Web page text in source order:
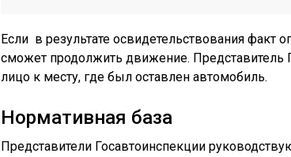
Если в результате освидетельствования факт
сможет продолжить движение. Представитель
лицо к месту, где был оставлен автомобиль.
Нормативная база
Представители Госавтоинспекции